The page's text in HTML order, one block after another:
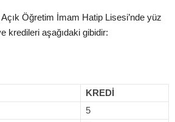
Açık Öğretim İmam Hatip Lisesi’nde yüz
kredileri aşağıdaki gibidir:
KREDİ
5